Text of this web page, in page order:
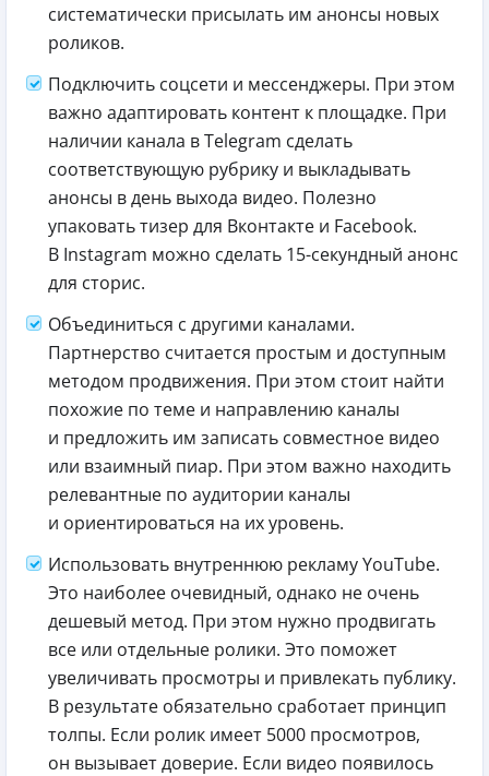
систематически присылать им анонсы новых
роликов.
Подключить соцсети и мессенджеры. При этом
важно адаптировать контент к площадке. При
наличии канала в Telegram сделать
соответствующую рубрику и выкладывать
анонсы в день выхода видео. Полезно
упаковать тизер для Вконтакте и Facebook.
В Instagram можно сделать 15-секундный анонс
для сторис.
Объединиться с другими каналами.
Партнерство считается простым и доступным
методом продвижения. При этом стоит найти
похожие по теме и направлению каналы
и предложить им записать совместное видео
или взаимный пиар. При этом важно находить
релевантные по аудитории каналы
и ориентироваться на их уровень.
Использовать внутреннюю рекламу YouTube.
Это наиболее очевидный, однако не очень
дешевый метод. При этом нужно продвигать
все или отдельные ролики. Это поможет
увеличивать просмотры и привлекать публику.
В результате обязательно сработает принцип
толпы. Если ролик имеет 5000 просмотров,
он вызывает доверие. Если видео появилось